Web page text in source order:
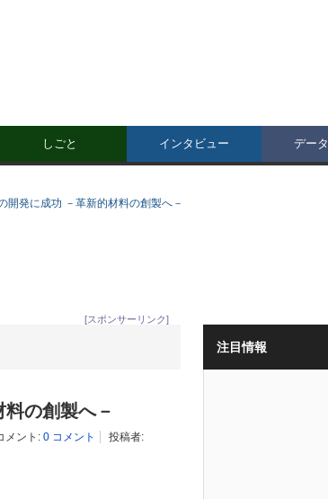
しごと インタビュー デー
開発に成功 －革新的材料の創製へ－
[スポンサーリンク]
の創製へ－
メント: 0 コメント
投稿者:
注目情報